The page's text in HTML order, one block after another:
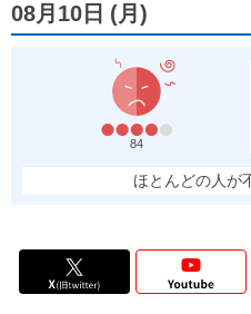
08月10日 (月 )
84
ほとんどの人が